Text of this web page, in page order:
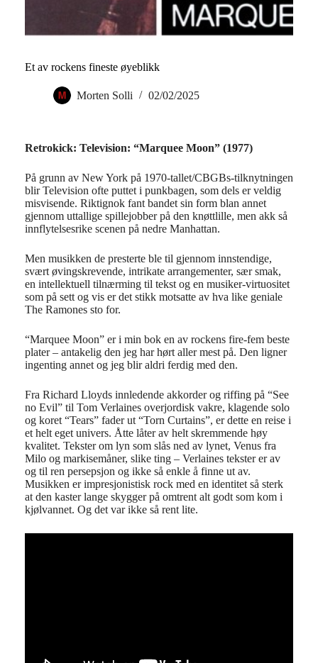
Et av rockens fineste øyeblikk
Morten Solli 02/02/2025
Retrokick: Television: “Marquee Moon” (1977)
På grunn av New York på 1970-tallet/CBGBs-tilknytningen
blir Television ofte puttet i punkbagen, som dels er veldig
misvisende. Riktignok fant bandet sin form blan annet
gjennom uttallige spillejobber på den knøttlille, men akk så
innflytelsesrike scenen på nedre Manhattan.
Men musikken de presterte ble til gjennom innstendige,
svært øvingskrevende, intrikate arrangementer, sær smak,
en intellektuell tilnærming til tekst og en musiker-virtuositet
som på sett og vis er det stikk motsatte av hva like geniale
The Ramones sto for.
“Marquee Moon” er i min bok en av rockens fire-fem beste
plater – antakelig den jeg har hørt aller mest på. Den ligner
ingenting annet og jeg blir aldri ferdig med den.
Fra Richard Lloyds innledende akkorder og riffing på “See
no Evil” til Tom Verlaines overjordisk vakre, klagende solo
og koret “Tears” fader ut “Torn Curtains”, er dette en reise i
et helt eget univers. Åtte låter av helt skremmende høy
kvalitet. Tekster om lyn som slås ned av lynet, Venus fra
Milo og markisemåner, slike ting – Verlaines tekster er av
og til ren persepsjon og ikke så enkle å finne ut av.
Musikken er impresjonistisk rock med en identitet så sterk
at den kaster lange skygger på omtrent alt godt som kom i
kjølvannet. Og det var ikke så rent lite.